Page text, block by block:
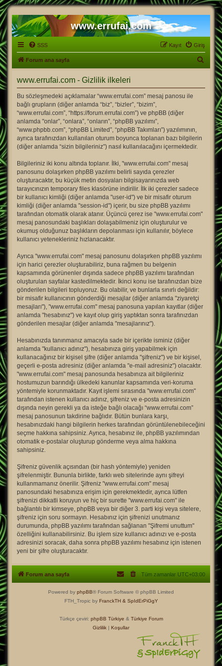
www.errufai.com
SSS Giriş
Kayıt
Forum ana sayfa
www.errufai.com - Gizlilik ilkeleri
Bu sözleşmedeki açıklamalar “www.errufai.com” mesaj panosu ile
bağlı grupların (diğer anlamda “biz”, “bizler”, “bizim”,
“www.errufai.com”, “https://forum.errufai.com”) ve phpBB (diğer
anlamda "onlar”, “onlara”, “onların”, “phpBB yazılımı”,
“www.phpbb.com”, “phpBB Limited”, “phpBB Takımları”) yazılımının,
ayrıca tarafınızdan kullanılan oturum boyunca toplanan bazı bilgilerin
(diğer anlamda “sizin bilgileriniz”) nasıl kullanılacağını içermektedir.
Bilgileriniz iki konu altında toplanır. İlki, "www.errufai.com" mesaj
panosunu dolaşırken phpBB yazılımı belirli sayıda çerezler
oluşturacaktır, bu küçük metin dosyaları bilgisayarınızda web
tarayıcınızın temporary files klasörüne indirilir. İlk iki çerezler sadece
bir kullanıcı kimliği (diğer anlamda "user-id") ve bir misafir oturum
kimliği (diğer anlamda "session-id") içerir, bu size phpBB yazılımı
tarafından otomatik olarak atanır. Üçüncü çerez ise "www.errufai.com"
mesaj panosundaki başlıkları dolaşabilmeniz için oluşturulur ve
okumuş olduğunuz başlıkların depolanması için kullanılır, böylece
kullanıcı yetenekleriniz hızlanacaktır.
Ayrıca "www.errufai.com" mesaj panosunu dolaşırken phpBB yazılımı
için harici çerezler oluşturabiliriz, buna rağmen bu belgenin
kapsamında görünenler dışında sadece phpBB yazılımı tarafından
oluşturulan sayfalar kastedilmektedir. İkinci konu ise tarafınızdan bize
gönderilen bilgileri topluyoruz. Bu olabilir, ve bunlarla sınırlı değildir:
bir misafir kullanıcının gönderdiği mesajlar (diğer anlamda "ziyaretçi
mesajları"), "www.errufai.com" mesaj panosuna yapılan kayıtlar (diğer
anlamda "hesabınız") ve kayıt olup giriş yaptıktan sonra tarafınızdan
gönderilen mesajlar (diğer anlamda "mesajlarınız").
Hesabınızda tanınmanız amacıyla sade bir içerikte isminiz (diğer
anlamda "kullanıcı adınız"), hesabınıza giriş yapabilmek için
kullanacağınız bir kişisel şifre (diğer anlamda "şifreniz") ve bir kişisel,
geçerli e-posta adresiniz (diğer anlamda "e-mail adresiniz") olacaktır.
"www.errufai.com" mesaj panosunda hesabınıza ait bilgileriniz
hostumuzun barındığı ülkedeki kanunlar kapsamında veri-koruma
yöntemiyle korunmaktadır. Kayıt işlemi sırasında "www.errufai.com"
tarafından istenen kullanıcı adınız, şifreniz ve e-posta adresinizin
dışında neyin gerekli ya da isteğe bağlı olacağı “www.errufai.com”
mesaj panosunun takdirine bağlıdır. Bütün bunlara karşı,
hesabınızdaki hangi bilgilerin herkes tarafından görüntülenebileceğini
seçme hakkına sahipsiniz. Ayrıca, hesabınız ile, phpBB yazılımından
otomatik e-postalar oluşturup gönderme veya alma hakkına
sahipsiniz.
Şifreniz güvenlik açısından (bir hash yöntemiyle) yeniden
şifrelenmiştir. Bununla birlikte, farklı web sitelerinde aynı şifreyi
kullanmamanız önerilir. Şifreniz "www.errufai.com" mesaj
panosundaki hesabınıza erişim için gerekmektedir, ayrıca lütfen
şifrenizi dikkatli koruyun ve hiç bir surette "www.errufai.com" ile
bağlantılı bir kimseye, phpBB veya bir diğer 3. parti kişi veya sitelere,
şifreniz için soru sormayın. Hesabınız için şifrenizi unutmanız
durumunda, phpBB yazılımı tarafından sağlanan "Şifremi unuttum"
özelliğini kullanabilirsiniz. Bu işlem size kullanıcı adınızı ve e-posta
adresinizi soracak, daha sonra phpBB yazılımı hesabınız için istenen
yeni bir şifre oluşturacaktır.
Forum ana sayfa Tüm zamanlar UTC+03:00
Powered by phpBB® Forum Software © phpBB Limited
FTH_Tropic by FranckTH & SpIdErPiGgY
Türkçe çeviri: phpBB Türkiye & Türkiye Forum
Gizlilik | Koşullar